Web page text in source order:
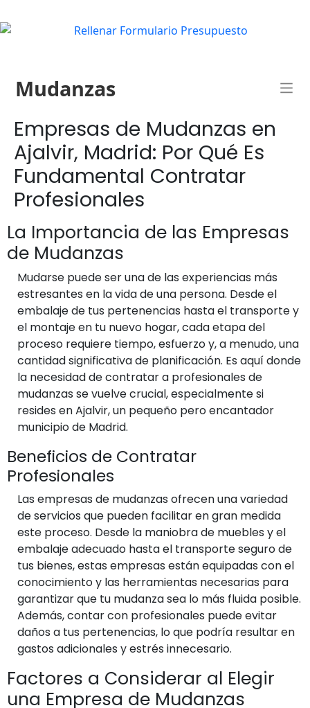
Mudanzas
Empresas de Mudanzas en
Ajalvir, Madrid: Por Qué Es
Fundamental Contratar
Profesionales
La Importancia de las Empresas
de Mudanzas
Mudarse puede ser una de las experiencias más
estresantes en la vida de una persona. Desde el
embalaje de tus pertenencias hasta el transporte y
el montaje en tu nuevo hogar, cada etapa del
proceso requiere tiempo, esfuerzo y, a menudo, una
cantidad significativa de planificación. Es aquí donde
la necesidad de contratar a profesionales de
mudanzas se vuelve crucial, especialmente si
resides en Ajalvir, un pequeño pero encantador
municipio de Madrid.
Beneficios de Contratar
Profesionales
Las empresas de mudanzas ofrecen una variedad
de servicios que pueden facilitar en gran medida
este proceso. Desde la maniobra de muebles y el
embalaje adecuado hasta el transporte seguro de
tus bienes, estas empresas están equipadas con el
conocimiento y las herramientas necesarias para
garantizar que tu mudanza sea lo más fluida posible.
Además, contar con profesionales puede evitar
daños a tus pertenencias, lo que podría resultar en
gastos adicionales y estrés innecesario.
Factores a Considerar al Elegir
una Empresa de Mudanzas